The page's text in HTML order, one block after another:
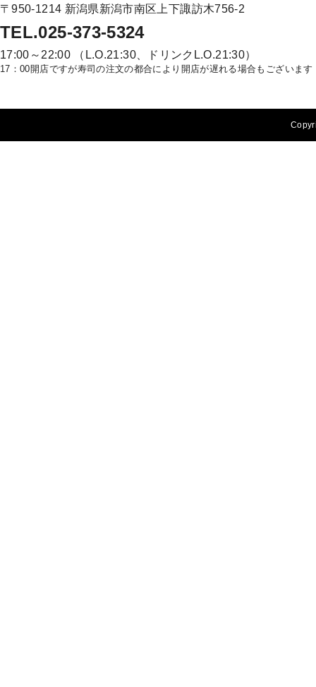
〒950-1214 新潟県新潟市南区上下諏訪木756-2
TEL.025-373-5324
17:00～22:00 （L.O.21:30、ドリンクL.O.21:30）
17：00開店ですが寿司の注文の都合により開店が遅れる場合もございます